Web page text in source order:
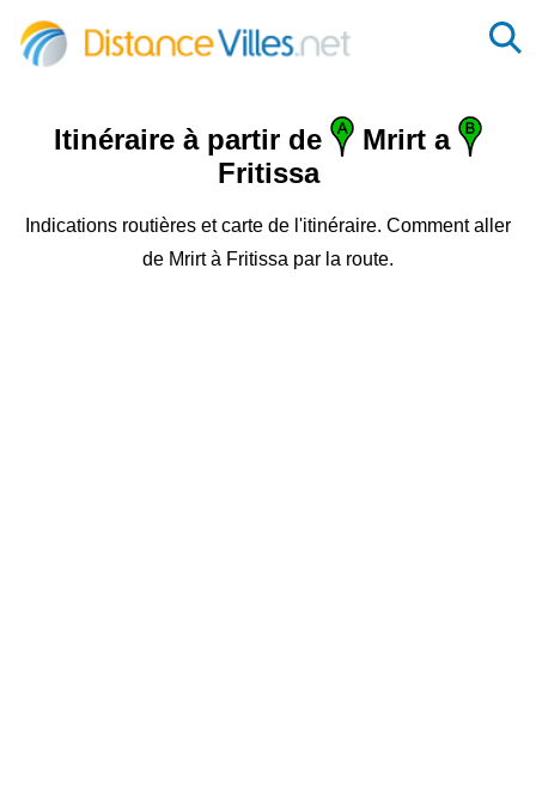
Itinéraire à partir de
Mrirt a
Fritissa
Indications routières et carte de l'itinéraire. Comment aller
de Mrirt à Fritissa par la route.